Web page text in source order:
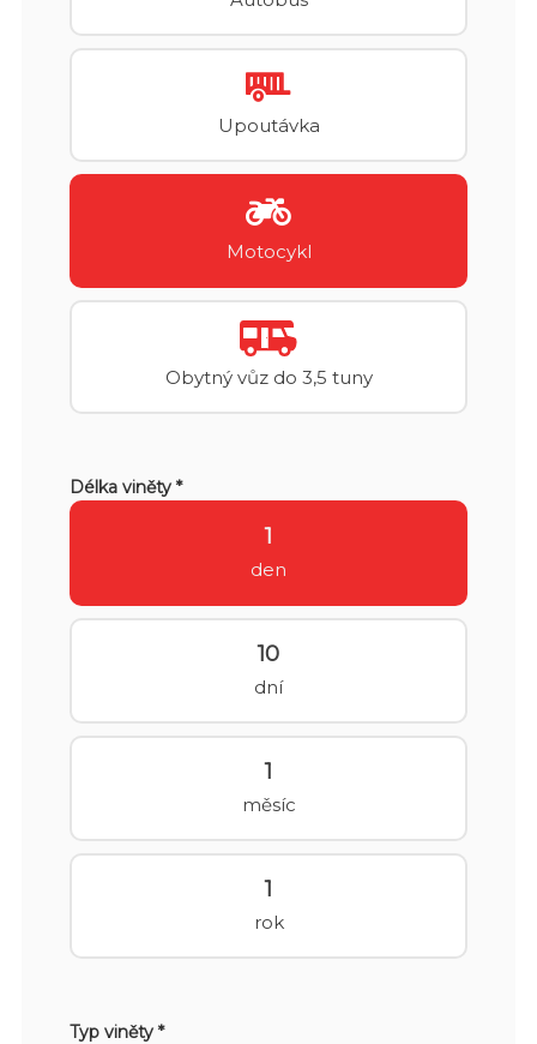
Upoutávka
Motocykl
Obytný vůz do 3,5 tuny
Délka viněty *
1
den
10
dní
1
měsíc
1
rok
Typ viněty *